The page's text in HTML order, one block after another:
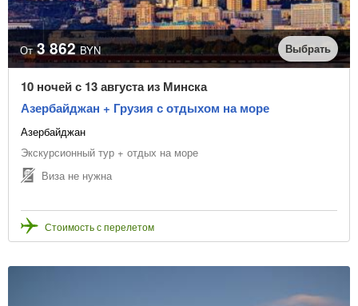
1-я 2-я 3-я
Турагентство
Очистить фильтр
От 3 862 BYN Выбрать
10 ночей с 13 августа из Минска
Азербайджан + Грузия с отдыхом на море
Азербайджан
Экскурсионный тур + отдых на море
Виза не нужна
Стоимость с перелетом